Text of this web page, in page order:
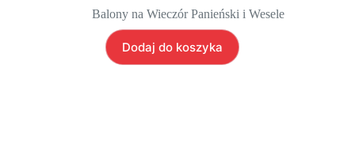
Balony na Wieczór Panieński i Wesele
Dodaj do koszyka